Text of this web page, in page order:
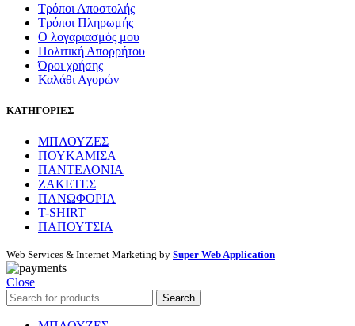
Τρόποι Αποστολής
Τρόποι Πληρωμής
Ο λογαριασμός μου
Πολιτική Απορρήτου
Όροι χρήσης
Καλάθι Αγορών
ΚΑΤΗΓΟΡΙΕΣ
ΜΠΛΟΥΖΕΣ
ΠΟΥΚΑΜΙΣΑ
ΠΑΝΤΕΛΟΝΙΑ
ΖΑΚΕΤΕΣ
ΠΑΝΩΦΟΡΙΑ
T-SHIRT
ΠΑΠΟΥΤΣΙΑ
Web Services & Internet Marketing by Super Web Application
Close
Search